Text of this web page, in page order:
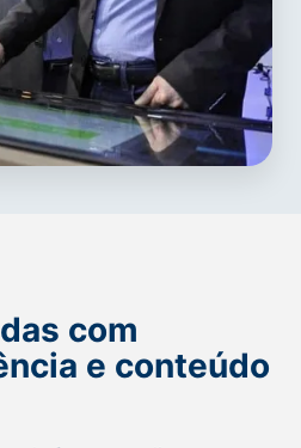
com
e conteúdo